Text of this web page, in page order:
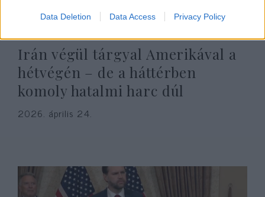
Data Deletion Data Access Privacy Policy
Irán végül tárgyal Amerikával a
hétvégén – de a háttérben
komoly hatalmi harc dúl
2026. április 24.